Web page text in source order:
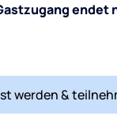
endet
werden &